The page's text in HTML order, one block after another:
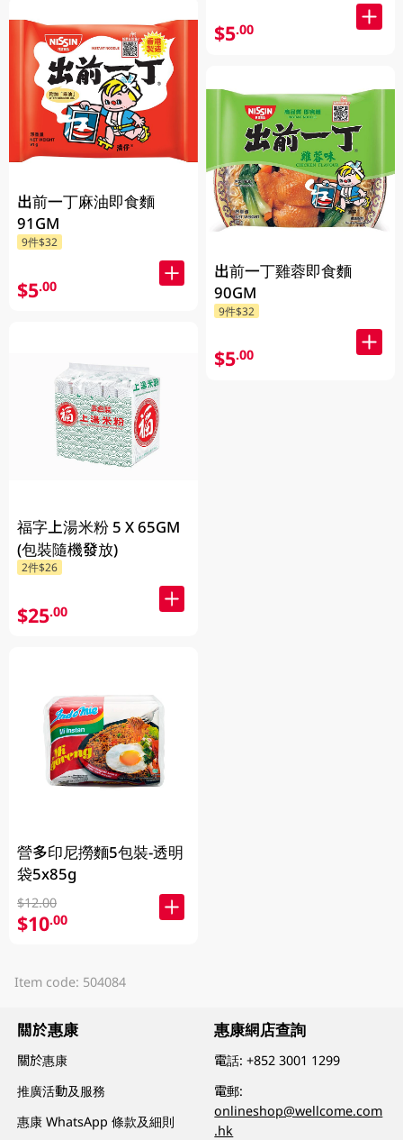
出前一丁麻油即食麵
91GM
9件$32
$5.00
福字上湯米粉 5 X 65GM
(包裝隨機發放)
2件$26
$25.00
營多印尼撈麵5包裝-透明
袋5x85g
$12.00
$10.00
$5.00
出前一丁雞蓉即食麵
90GM
9件$32
$5.00
Item code: 504084
關於惠康
關於惠康
推廣活動及服務
惠康 WhatsApp 條款及細則
惠康網店查詢
電話:+852 3001 1299
電郵:
onlineshop@wellcome.com
.hk